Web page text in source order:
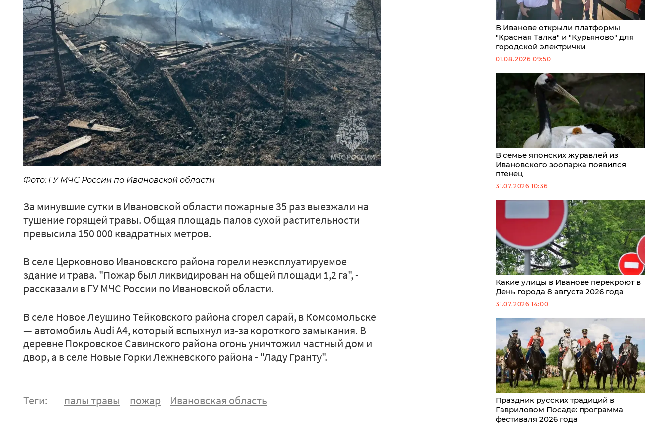
Фото: ГУ МЧС России по Ивановской области
За минувшие сутки в Ивановской области пожарные 35 раз выезжали на
тушение горящей травы. Общая площадь палов сухой растительности
превысила 150 000 квадратных метров.
В селе Церковново Ивановского района горели неэксплуатируемое
здание и трава. "Пожар был ликвидирован на общей площади 1,2 га", -
рассказали в ГУ МЧС России по Ивановской области.
В селе Новое Леушино Тейковского района сгорел сарай, в Комсомольске
— автомобиль Audi А4, который вспыхнул из-за короткого замыкания. В
деревне Покровское Савинского района огонь уничтожил частный дом и
двор, а в селе Новые Горки Лежневского района - "Ладу Гранту".
Теги: палы травы пожар Ивановская область
В Иванове открыли платформы
"Красная Талка" и "Курьяново" для
городской электрички
01.08.2026 09:50
В семье японских журавлей из
Ивановского зоопарка появился
птенец
31.07.2026 10:36
Какие улицы в Иванове перекроют в
День города 8 августа 2026 года
31.07.2026 14:00
Праздник русских традиций в
Гавриловом Посаде: программа
фестиваля 2026 года